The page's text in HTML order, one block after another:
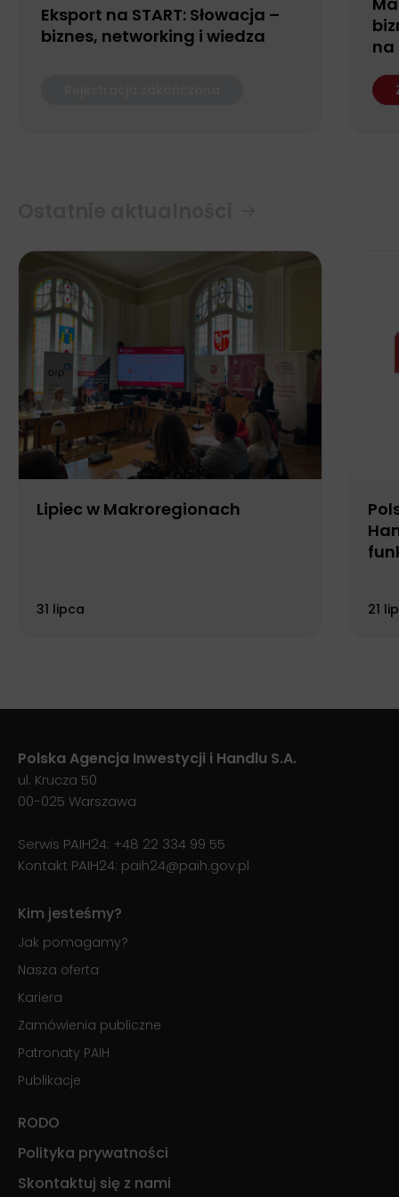
Eksport na START: Słowacja –
biznes, networking i wiedza
na
Lipiec w Makroregionach
31 lipca 21
Polska Agencja Inwestycji i Handlu S.A.
ul. Krucza 50
00-025 Warszawa
Serwis PAIH24: +48 22 334 99 55
Kontakt PAIH24: paih24@paih.gov.pl
Kim jesteśmy?
Jak pomagamy?
Nasza oferta
Kariera
Zamówienia publiczne
Patronaty PAIH
Publikacje
RODO
Polityka prywatności
Skontaktuj się z nami